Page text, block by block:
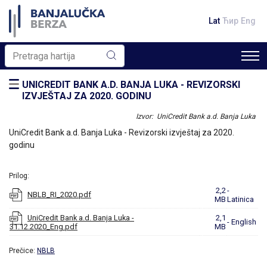
Lat Ћир Eng
UNICREDIT BANK A.D. BANJA LUKA - REVIZORSKI
IZVJEŠTAJ ZA 2020. GODINU
Izvor: UniCredit Bank a.d. Banja Luka
UniCredit Bank a.d. Banja Luka - Revizorski izvještaj za 2020.
godinu
Prilog:
NBLB_RI_2020.pdf
2,2
MB
-
Latinica
UniCredit Bank a.d. Banja Luka -
31.12.2020_Eng.pdf
2,1
MB
- English
Prečice: NBLB